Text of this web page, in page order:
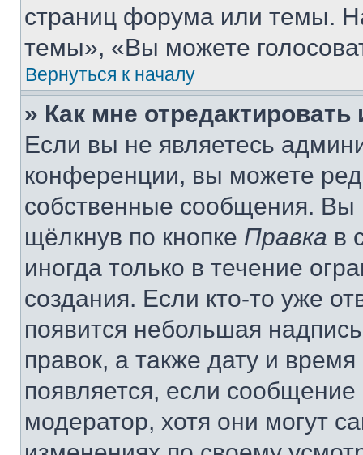
страниц форума или темы.
темы», «Вы можете
Вернуться к началу
» Как мне
Если вы не являетесь
конференции, вы можете
собственные сообщения. Вы
щёлкнув по кнопке Правка в
иногда только в течение
создания. Если кто-то уже
появится небольшая
правок, а также дату и
появляется, если
модератор, хотя они могут